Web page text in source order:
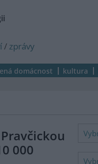
/ zprávy
domácnost kultura
000